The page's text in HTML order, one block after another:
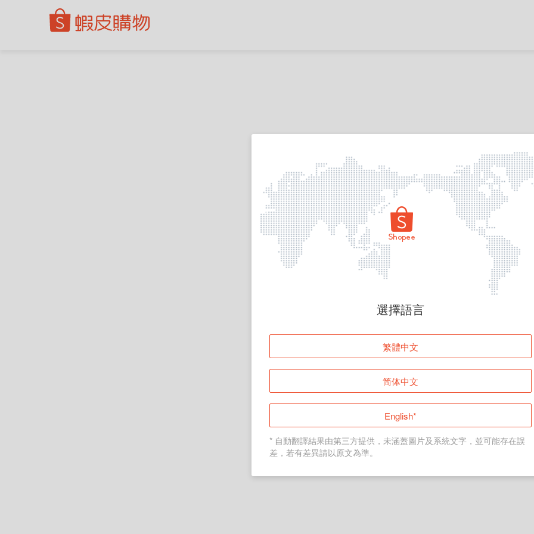
頁面無法顯示
登入
返回首頁
選擇語言
繁體中文
简体中文
English*
* 自動翻譯結果由第三方提供，未涵蓋圖片及系統文字，並可能存在誤
差，若有差異請以原文為準。